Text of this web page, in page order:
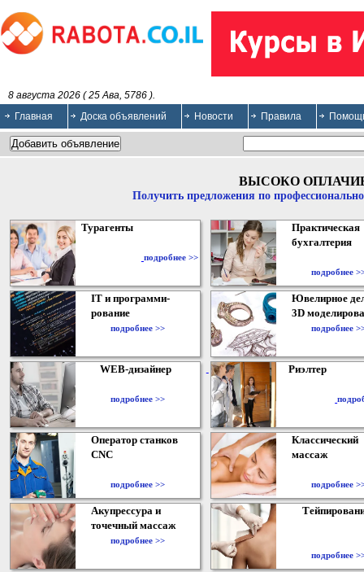
8 августа 2026 ( 25 Ава, 5786 ).
Главная
Доска объявлений Новости Правила
ВЫСОКО
Получить предложения по
Турагенты
подробнее >>
Практическая
бухгалтерия
подробнее
IT и программи-
рование
подробнее >>
Ювелирное
3D
подробнее
WEB-дизайнер
подробнее >>
Риэлтер
Оператор станков
CNC
подробнее >>
Классический
массаж
подробнее
Акупрессура и
точечный массаж
подробнее >>
подробнее